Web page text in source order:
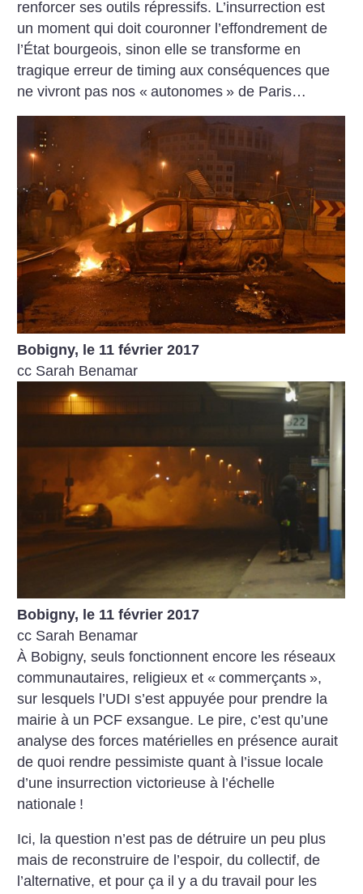
renforcer ses outils répressifs. L’insurrection est
un moment qui doit couronner l’effondrement de
l’État bourgeois, sinon elle se transforme en
tragique erreur de timing aux conséquences que
ne vivront pas nos « autonomes » de Paris…
Bobigny, le 11 février 2017
cc Sarah Benamar
Bobigny, le 11 février 2017
cc Sarah Benamar
À Bobigny, seuls fonctionnent encore les réseaux
communautaires, religieux et « commerçants »,
sur lesquels l’UDI s’est appuyée pour prendre la
mairie à un PCF exsangue. Le pire, c’est qu’une
analyse des forces matérielles en présence aurait
de quoi rendre pessimiste quant à l’issue locale
d’une insurrection victorieuse à l’échelle
nationale !
Ici, la question n’est pas de détruire un peu plus
mais de reconstruire de l’espoir, du collectif, de
l’alternative, et pour ça il y a du travail pour les